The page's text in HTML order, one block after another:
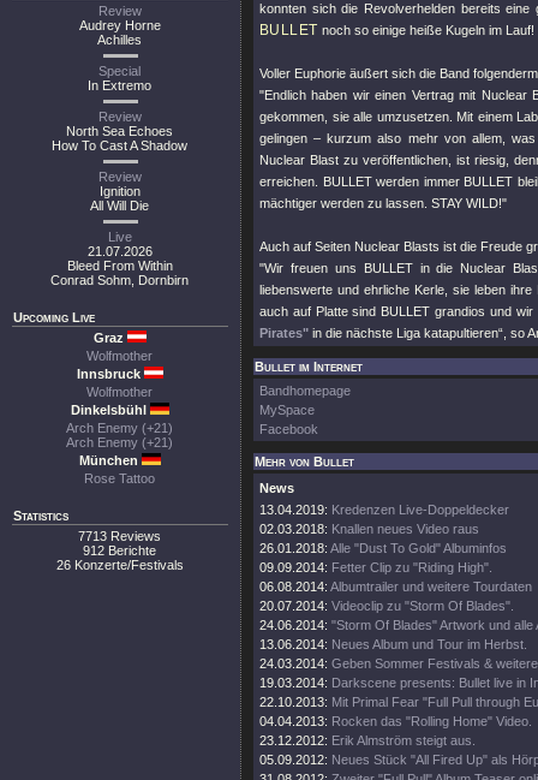
Review
Audrey Horne
Achilles
Special
In Extremo
Review
North Sea Echoes
How To Cast A Shadow
Review
Ignition
All Will Die
Live
21.07.2026
Bleed From Within
Conrad Sohm, Dornbirn
Upcoming Live
Graz
Wolfmother
Innsbruck
Wolfmother
Dinkelsbühl
Arch Enemy (+21)
Arch Enemy (+21)
München
Rose Tattoo
Statistics
7713 Reviews
912 Berichte
26 Konzerte/Festivals
konnten sich die Revolverhelden bereits
BULLET noch so einige heiße Kugeln im Lauf!
Voller Euphorie äußert sich die Band
"Endlich haben wir einen Vertrag mit
gekommen, sie alle umzusetzen. Mit einem
gelingen – kurzum also mehr von allem,
Nuclear Blast zu veröffentlichen, ist riesig,
erreichen. BULLET werden immer BULLET
mächtiger werden zu lassen. STAY WILD!"
Auch auf Seiten Nuclear Blasts ist die Freude
"Wir freuen uns BULLET in die Nuclear
liebenswerte und ehrliche Kerle, sie leben
auch auf Platte sind BULLET grandios und
Pirates" in die nächste Liga katapultieren“, so
Bullet im Internet
Bandhomepage
MySpace
Facebook
Mehr von Bullet
News
13.04.2019: Kredenzen Live-Doppeldecker
02.03.2018: Knallen neues Video raus
26.01.2018: Alle "Dust To Gold" Albuminfos
09.09.2014: Fetter Clip zu "Riding High".
06.08.2014: Albumtrailer und weitere Tourdaten
20.07.2014: Videoclip zu "Storm Of Blades".
24.06.2014: "Storm Of Blades" Artwork und alle
13.06.2014: Neues Album und Tour im Herbst.
24.03.2014: Geben Sommer Festivals &
19.03.2014: Darkscene presents: Bullet live in
22.10.2013: Mit Primal Fear "Full Pull through
04.04.2013: Rocken das "Rolling Home" Video.
23.12.2012: Erik Almström steigt aus.
05.09.2012: Neues Stück "All Fired Up" als